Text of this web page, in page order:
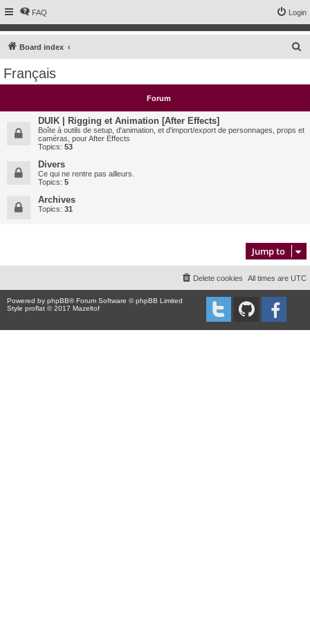
FAQ Login
Board index
c
h
Français
Forum
DUIK | Rigging et Animation [After Effects]
Boîte à outils de setup, d'animation, et d'import/export de personnages, props et
caméras, pour After Effects
Topics: 53
Divers
Ce qui ne rentre pas ailleurs.
Topics: 5
Archives
Topics: 31
Jump to
All times are UTC
Delete cookies
Powered by phpBB® Forum Software © phpBB Limited
Style proflat © 2017 Mazeltof